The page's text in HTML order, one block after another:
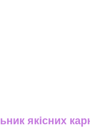
якісних